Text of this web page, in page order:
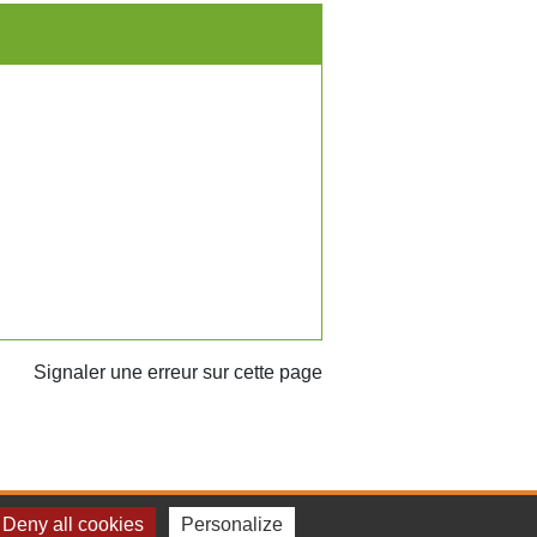
Signaler une erreur sur cette page
Deny all cookies Personalize